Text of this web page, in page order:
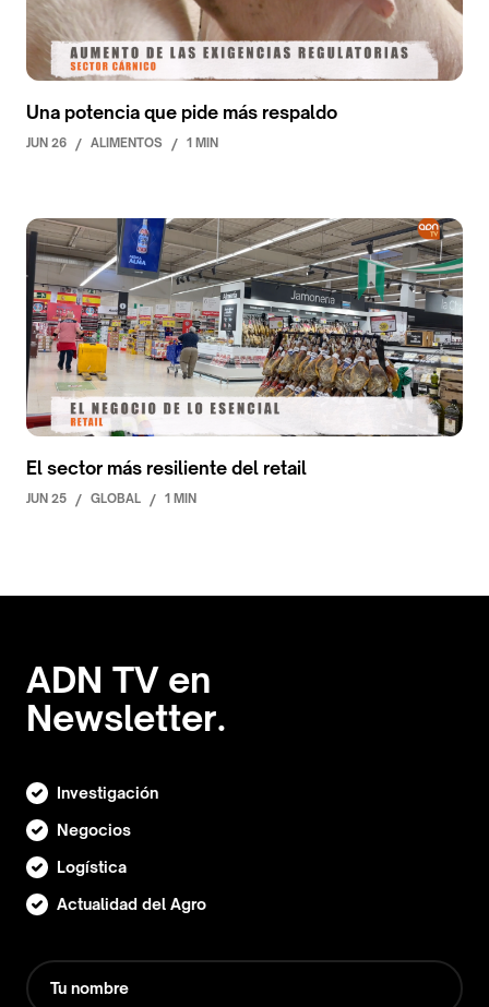
Una potencia que pide más respaldo
JUN 26 / ALIMENTOS / 1 MIN
El sector más resiliente del retail
JUN 25 / GLOBAL / 1 MIN
ADN TV en
Newsletter.
Investigación
Negocios
Logística
Actualidad del Agro